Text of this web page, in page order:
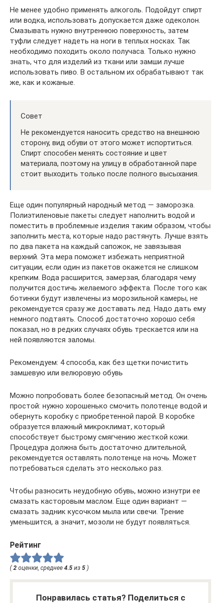
Не менее удобно применять алкоголь. Подойдут спирт
или водка, использовать допускается даже одеколон.
Смазывать нужно внутреннюю поверхность, затем
туфли следует надеть на ноги в теплых носках. Так
необходимо походить около получаса. Только нужно
знать, что для изделий из ткани или замши лучше
использовать пиво. В остальном их обрабатывают так
же, как и кожаные.
Совет
Не рекомендуется наносить средство на внешнюю
сторону, вид обуви от этого может испортиться.
Спирт способен менять состояние и цвет
материала, поэтому на улицу в обработанной паре
стоит выходить только после полного высыхания.
Еще один популярный народный метод — заморозка.
Полиэтиленовые пакеты следует наполнить водой и
поместить в проблемные изделия таким образом, чтобы
заполнить места, которые надо растянуть. Лучше взять
по два пакета на каждый сапожок, не завязывая
верхний. Эта мера поможет избежать неприятной
ситуации, если один из пакетов окажется не слишком
крепким. Вода расширится, замерзая, благодаря чему
получится достичь желаемого эффекта. После того как
ботинки будут извлечены из морозильной камеры, не
рекомендуется сразу же доставать лед. Надо дать ему
немного подтаять. Способ достаточно хорошо себя
показал, но в редких случаях обувь трескается или на
ней появляются заломы.
Рекомендуем: 4 способа, как без щетки почистить
замшевую или велюровую обувь
Можно попробовать более безопасный метод. Он очень
простой: нужно хорошенько смочить полотенце водой и
обернуть коробку с приобретенной парой. В коробке
образуется влажный микроклимат, который
способствует быстрому смягчению жесткой кожи.
Процедура должна быть достаточно длительной,
рекомендуется оставлять полотенце на ночь. Может
потребоваться сделать это несколько раз.
Чтобы разносить неудобную обувь, можно изнутри ее
смазать касторовым маслом. Еще один вариант —
смазать задник кусочком мыла или свечи. Трение
уменьшится, а значит, мозоли не будут появляться.
Рейтинг
( 2 оценки, среднее 4.5 из 5 )
Понравилась статья? Поделиться с